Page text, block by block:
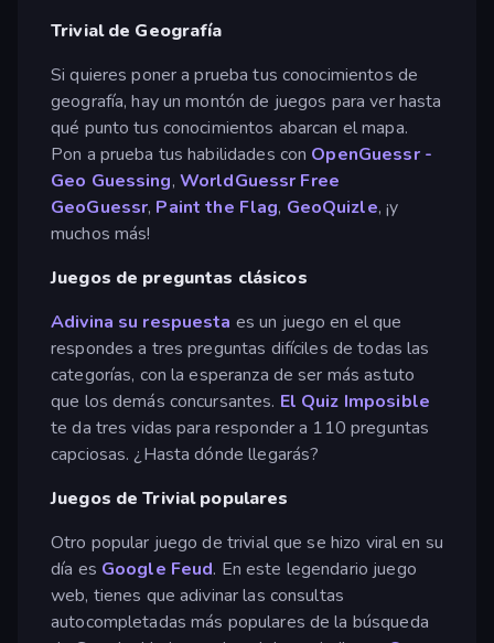
Trivial de Geografía
Si quieres poner a prueba tus conocimientos de
geografía, hay un montón de juegos para ver hasta
qué punto tus conocimientos abarcan el mapa.
Pon a prueba tus habilidades con OpenGuessr -
Geo Guessing, WorldGuessr Free
GeoGuessr, Paint the Flag, GeoQuizle, ¡y
muchos más!
Juegos de preguntas clásicos
Adivina su respuesta es un juego en el que
respondes a tres preguntas difíciles de todas las
categorías, con la esperanza de ser más astuto
que los demás concursantes. El Quiz Imposible
te da tres vidas para responder a 110 preguntas
capciosas. ¿Hasta dónde llegarás?
Juegos de Trivial populares
Otro popular juego de trivial que se hizo viral en su
día es Google Feud. En este legendario juego
web, tienes que adivinar las consultas
autocompletadas más populares de la búsqueda